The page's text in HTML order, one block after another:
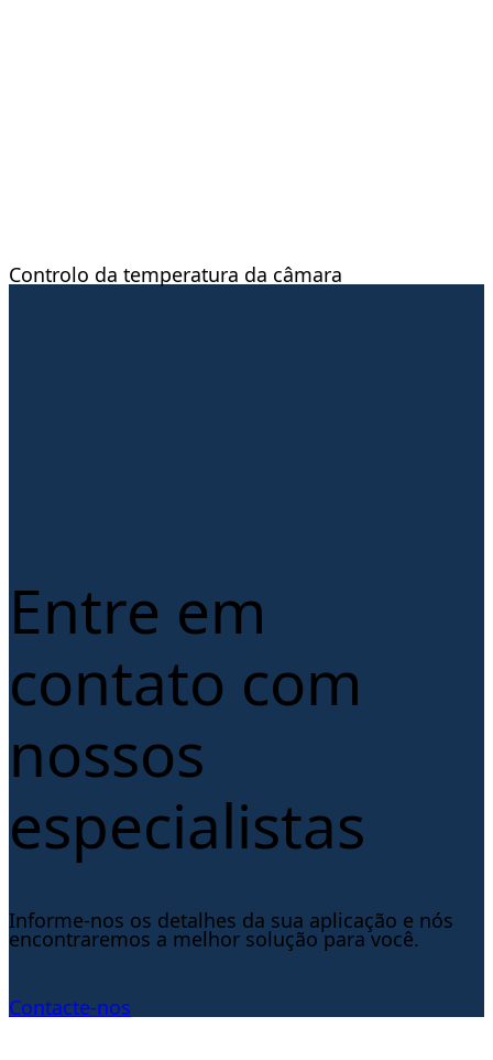
Controlo da temperatura da câmara
Entre em
contato com
nossos
especialistas
Informe-nos os detalhes da sua aplicação e nós
encontraremos a melhor solução para você.
Contacte-nos